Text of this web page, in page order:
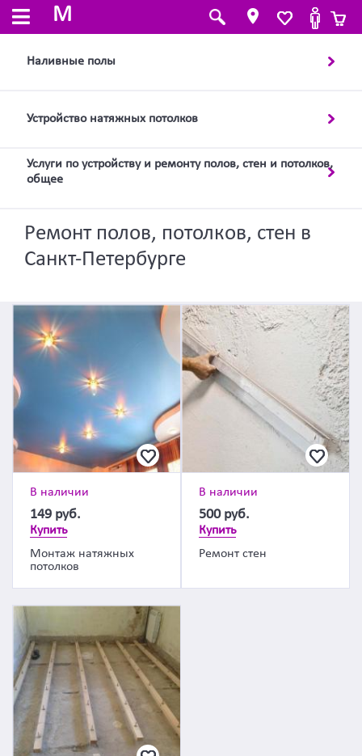
M
Наливные полы
Устройство натяжных потолков
Услуги по устройству и ремонту полов, стен и потолков,
общее
Ремонт полов, потолков, стен в
Санкт-Петербурге
В наличии
149 руб.
Купить
Монтаж натяжных
потолков
В наличии
500 руб.
Купить
Ремонт стен